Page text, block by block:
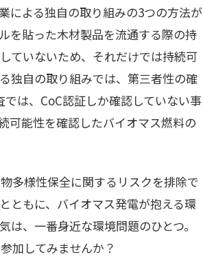
による独自の取り組みの3つの方法が
を貼った木材製品を流通する際の持
ていないため、それだけでは持続可
独自の取り組みでは、第三者性の確
は、CoC認証しか確認していない事
可能性を確認したバイオマス燃料の
多様性保全に関するリスクを排除で
ともに、バイオマス発電が抱える環
、一番身近な環境問題のひとつ。
加してみませんか？